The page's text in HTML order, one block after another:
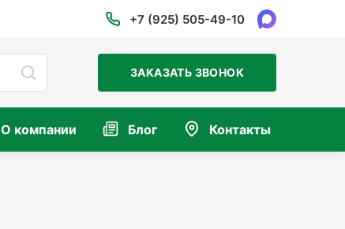
+7 (925) 505-49-10
ЗАКАЗАТЬ ЗВОНОК
О компании Блог Контакты